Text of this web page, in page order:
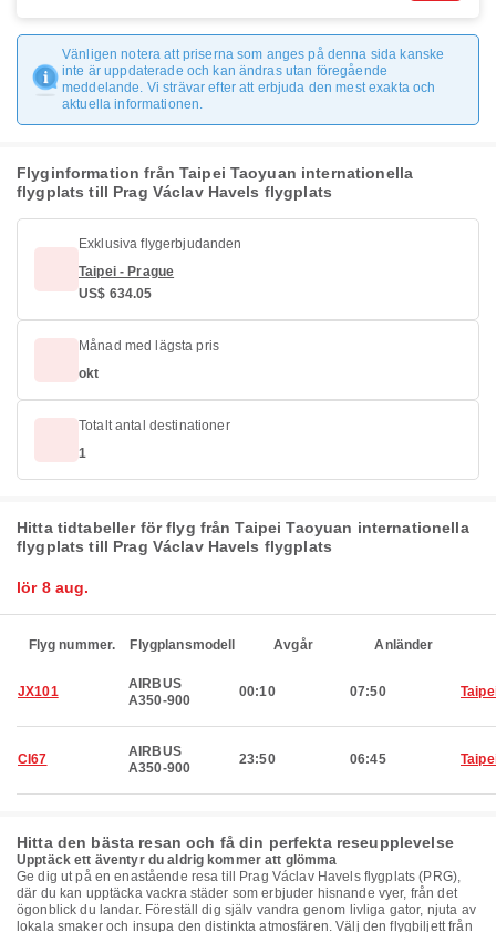
Vänligen notera att priserna som anges på denna sida kanske
inte är uppdaterade och kan ändras utan föregående
meddelande. Vi strävar efter att erbjuda den mest exakta och
aktuella informationen.
Flyginformation från Taipei Taoyuan internationella
flygplats till Prag Václav Havels flygplats
Exklusiva flygerbjudanden
Taipei - Prague
US$ 634.05
Månad med lägsta pris
okt
Totalt antal destinationer
1
Hitta tidtabeller för flyg från Taipei Taoyuan internationella
flygplats till Prag Václav Havels flygplats
lör 8 aug.
Flyg nummer. Flygplansmodell Avgår Anländer
JX101
AIRBUS
A350-900
00:10 07:50
CI67
AIRBUS
A350-900
23:50 06:45
Hitta den bästa resan och få din perfekta reseupplevelse
Upptäck ett äventyr du aldrig kommer att glömma
Ge dig ut på en enastående resa till Prag Václav Havels flygplats (PRG),
där du kan upptäcka vackra städer som erbjuder hisnande vyer, från det
ögonblick du landar. Föreställ dig själv vandra genom livliga gator, njuta av
lokala smaker och insupa den distinkta atmosfären. Välj den flygbiljett från